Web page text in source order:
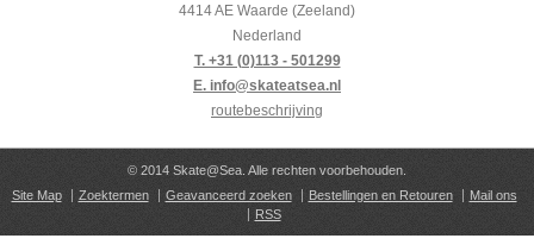
4414 AE Waarde (Zeeland)
Nederland
T. +31 (0)113 - 501299
E. info@skateatsea.nl
routebeschrijving
© 2014 Skate@Sea. Alle rechten voorbehouden.
Site Map
Zoektermen Geavanceerd zoeken Bestellingen en Retouren
Mail ons
RSS